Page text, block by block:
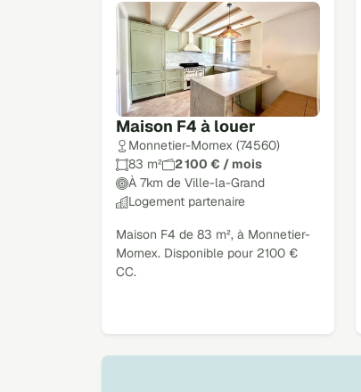
Maison F4 à louer
Monnetier-Mornex (74560)
83 m²
2 100 € / mois
À 7km de Ville-la-Grand
Logement partenaire
Maison F4 de 83 m², à Monnetier-
Mornex. Disponible pour 2100 €
CC.